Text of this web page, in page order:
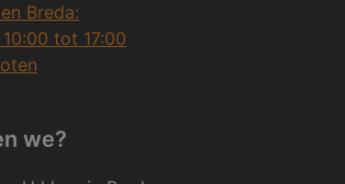
Breda:
tot 17:00
we?